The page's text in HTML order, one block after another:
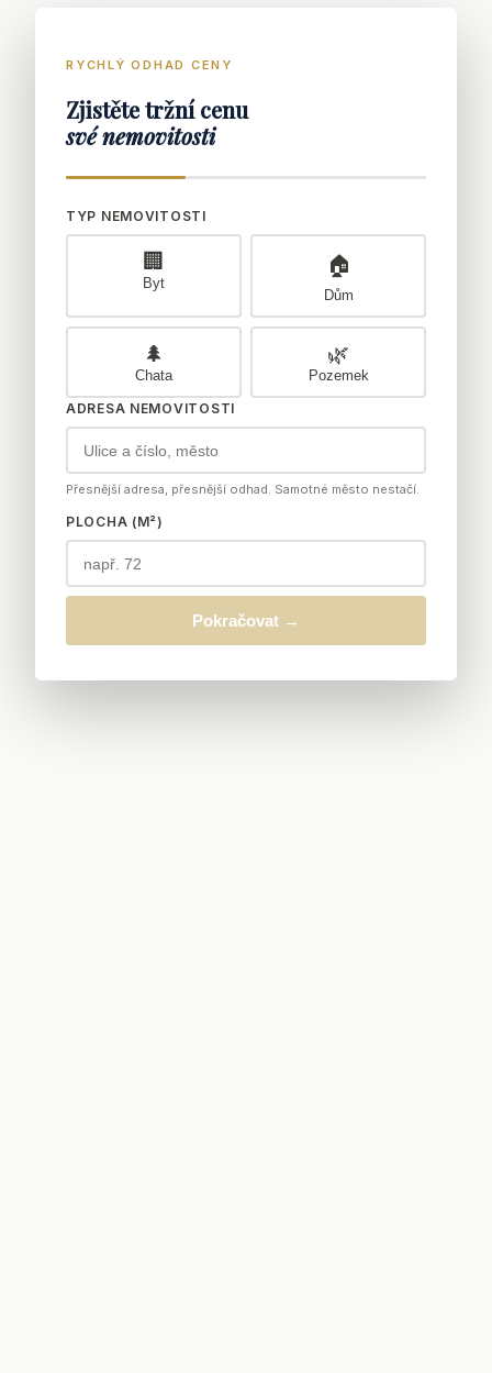
RYCHLÝ ODHAD CENY
Zjistěte tržní cenu
své nemovitosti
TYP NEMOVITOSTI
🏢
Byt
🏠
Dům
🌲
Chata
🌿
Pozemek
ADRESA NEMOVITOSTI
Přesnější adresa, přesnější odhad. Samotné město nestačí.
PLOCHA (M²)
Pokračovat →